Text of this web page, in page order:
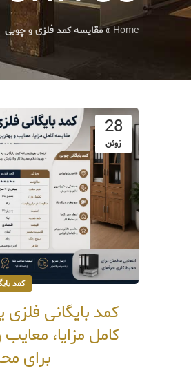
Home
»مقایسه کمد فلزی و چوبی
28
ژوئن
کمد
کمد بایگانی
کامل مزایا،
برای